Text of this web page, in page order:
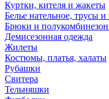
Куртки, кителя и жакеты
Белье нательное, трусы
Брюки и
Демисезонная одежда
Жилеты
Костюмы, платья, халаты
Рубашки
Свитера
Тельняшки